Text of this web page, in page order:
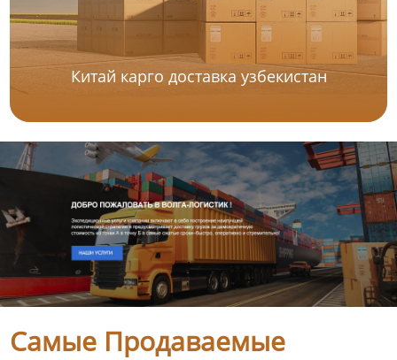
Китай карго доставка узбекистан
Самые Продаваемые